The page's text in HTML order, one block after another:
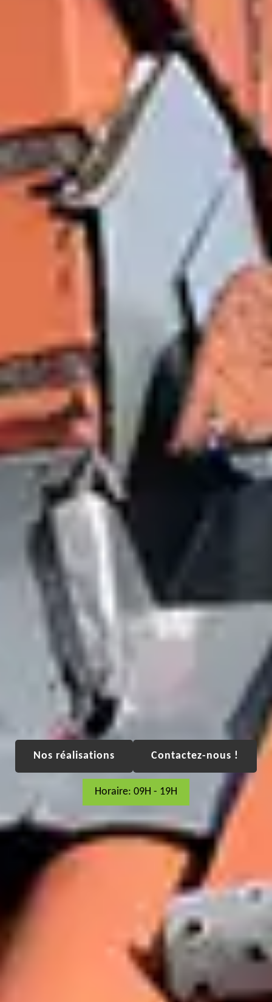
Nos réalisations Contactez-nous !
Horaire: 09H - 19H